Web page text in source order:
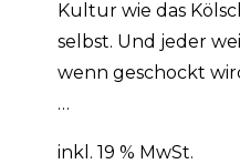
Kultur wie das
selbst. Und jeder
wenn geschockt
…
inkl. 19 % MwSt.